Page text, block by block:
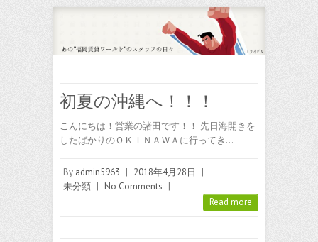
初夏の沖縄へ！！！
こんにちは！営業の諸田です！！ 先日海開きを
したばかりのＯＫＩＮＡＷＡに行ってき…
By admin5963 | 2018年4月28日
|
未分類 | No Comments |
Read more